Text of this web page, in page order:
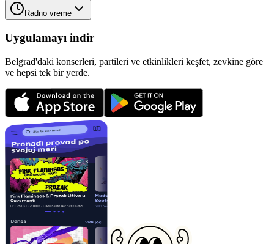
Radno vreme
Uygulamayı indir
Belgrad'daki konserleri, partileri ve etkinlikleri keşfet, zevkine göre
ve hepsi tek bir yerde.